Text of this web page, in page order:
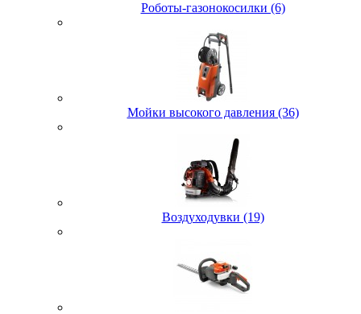
Роботы-газонокосилки (6)
Мойки высокого давления (36)
Воздуходувки (19)